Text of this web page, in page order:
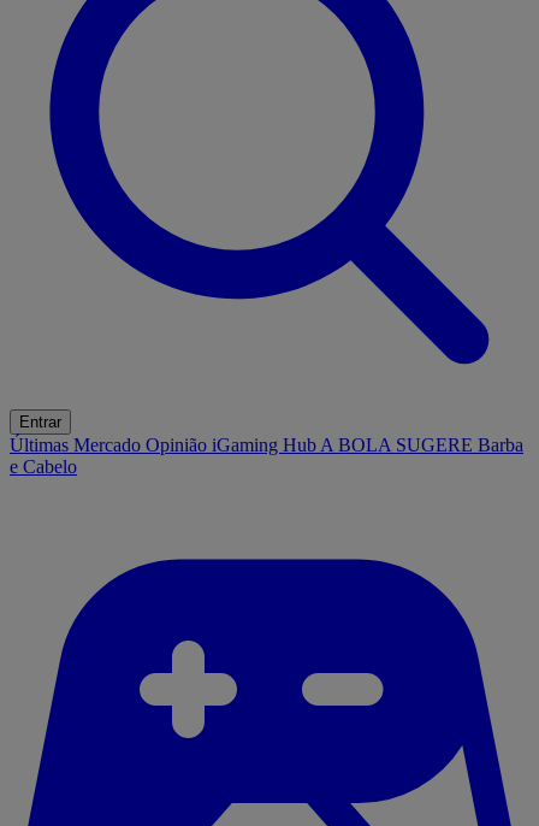
Entrar
Últimas Mercado Opinião iGaming Hub A BOLA SUGERE Barba
e Cabelo